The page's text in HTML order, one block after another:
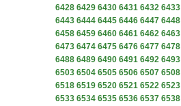
6428 6429 6430 6431 6432 6433
6443 6444 6445 6446 6447 6448
6458 6459 6460 6461 6462 6463
6473 6474 6475 6476 6477 6478
6488 6489 6490 6491 6492 6493
6503 6504 6505 6506 6507 6508
6518 6519 6520 6521 6522 6523
6533 6534 6535 6536 6537 6538